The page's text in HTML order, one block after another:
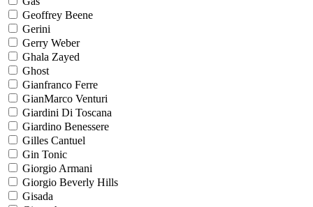
Geoffrey Beene
Gerini
Gerry Weber
Ghala Zayed
Ghost
Gianfranco Ferre
GianMarco Venturi
Giardini Di Toscana
Giardino Benessere
Gilles Cantuel
Gin Tonic
Giorgio Armani
Giorgio Beverly Hills
Gisada